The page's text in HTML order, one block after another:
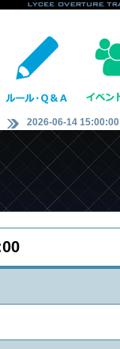
2026-06-14 15:00:00